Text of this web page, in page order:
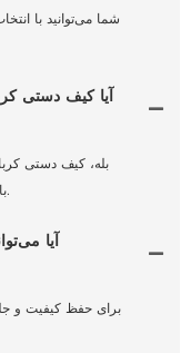
شما می‌توانید با
آیا کیف دستی
بله، کیف دستی
بادوام و برای استفاده روزمره ایده‌آل می‌کند.
آیا
برای حفظ کیفیت و